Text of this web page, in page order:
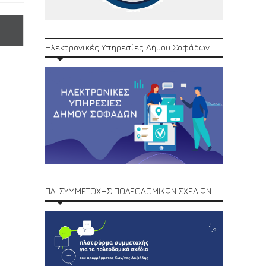
Ηλεκτρονικές Υπηρεσίες Δήμου Σοφάδων
ΠΛ. ΣΥΜΜΕΤΟΧΗΣ ΠΟΛΕΟΔΟΜΙΚΩΝ ΣΧΕΔΙΩΝ